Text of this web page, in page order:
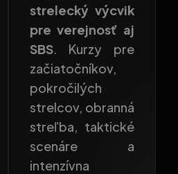
strelecký výcvik
pre verejnosť aj
SBS. Kurzy pre
začiatočníkov,
pokročilých
strelcov, obranná
streľba, taktické
scenáre a
intenzívna